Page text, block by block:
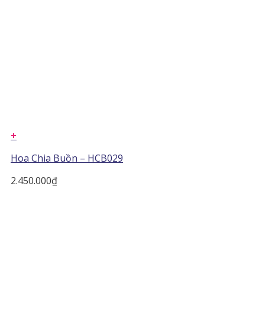
+
Hoa Chia Buồn – HCB029
2.450.000₫